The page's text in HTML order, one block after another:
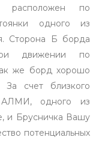
расположен по
одного из
Сторона Б борда
движении по
же борд хорошо
счет близкого
АЛМИ, одного из
и Брусничка Вашу
потенциальных